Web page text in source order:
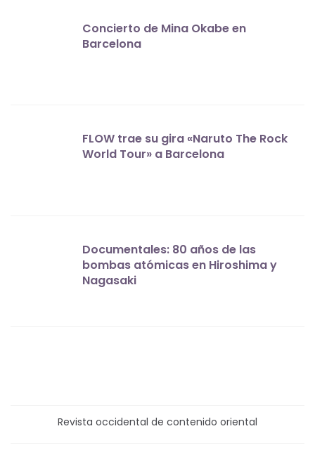
Concierto de Mina Okabe en
Barcelona
FLOW trae su gira «Naruto The Rock
World Tour» a Barcelona
Documentales: 80 años de las
bombas atómicas en Hiroshima y
Nagasaki
Revista occidental de contenido oriental